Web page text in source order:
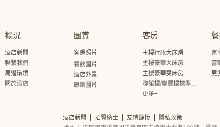
概況
酒店新聞
聯繫我們
周邊環境
關於酒店
圖賞
客房照片
餐飲圖片
酒店外景
康樂圖片
客房
主樓行政大床房
主樓豪華大床房
主樓豪華雙床房
聯誼樓/聯豐樓標準大床房
更多+
富
富
更
酒店新聞 招賢納士 友情鏈接
隱私政策